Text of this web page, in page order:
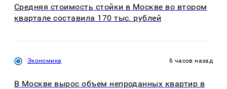
Средняя стоимость стойки в Москве во втором
квартале составила 170 тыс. рублей
Экономика 6 часов назад
В Москве вырос объем непроданных квартир в